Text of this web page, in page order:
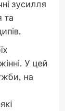
зусилля
та
У цей
на